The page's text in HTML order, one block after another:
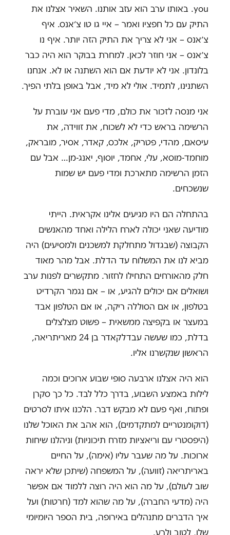
you. באותו ערב הוא עזב אותנו. השאיר אצלנו את
התיק עם כל חפציו ואמר – איי גו טו צ׳אנס. איף
צ׳אנס – אני לא צריך את התיק הזה יותר. איף נו
צ׳אנס – אני חוזר לכאן. למחרת בבוקר הוא היה כבר
בלונדון. אני לא יודעת אם הוא השתנה או לא. אנחנו
השתנינו, לתמיד. אולי לא מיד, אבל באופן בלתי הפיך.
אני מנסה לזכור את כולם, מדי פעם אני עוברת על
הרשימה בראש כדי לא לשכוח, את זווידה, את
עיסאם, מהדי, פטריק, אלכס, קאדר, אסיר, מובראק,
מוחמד-מוסא, עלי, אחמד, יוסוף, יאנג-מן… אבל עם
הזמן הרשימה מתארכת ומדי פעם יש שמות
שנשכחים.
בהתחלה הם היו מגיעים אלינו אקראית. הייתי
מודיעה שאני יכולה לארח הלילה ואחד מהאנשים
הקבוצה (שבגדול מתחלקת למשכנים ולמסיעים) היה
מביא לנו את המשלוח עד הדלת. אבל מהר מאוד
חלק מהאורחים התחילו לחזור. מתקשרים לפנות ערב
ושואלים אם יכולים להגיע, או – אם נגמר הקרדיט
בטלפון, או אם הסוללה ריקה, או אם הטלפון אבד
במעצר או בקפיצה ממשאית – פשוט מצלצלים
בדלת, כמו שעשה עבדלקאדר בן 24 מאריתריאה,
הראשון שנקשרנו אליו.
הוא היה אצלנו ארבעה סופי שבוע ארוכים וכמה
לילות באמצע השבוע, בדרך כלל לבד. כל כך סקרן
ופתוח, ואף פעם לא מבקש דבר. הלכנו איתו לסרטים
(דוקומנטריים למתקדמים), הוא אהב את האוכל שלנו
(היפסטרי עם וריאציות מזרח תיכוניות) וניהלנו שיחות
ארוכות. על מה שעבר עליו (אימה), על החיים
באריתריאה (זוועה), על המשפחה (שיתכן שלא יראה
שוב לעולם), על מה הוא היה רוצה ללמוד אם אפשר
היה (מדעי החברה), על מה שהוא למד (חרטות) ועל
איך הדברים מתנהלים באירופה, בית הספר היומיומי
שלו, לטוב ולרע.